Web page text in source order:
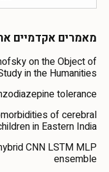
מאמרים אקדמיים
on the Object of
in the Humanities
tolerance
of cerebral
in Eastern India
CNN LSTM MLP
ensemble